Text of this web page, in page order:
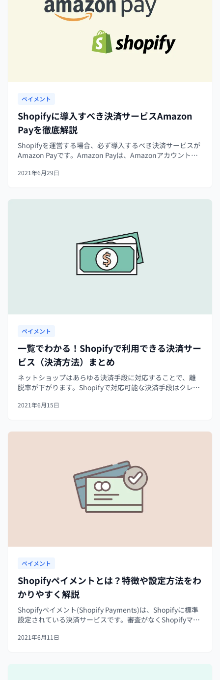
ペイメント
Shopifyに導入すべき決済サービスAmazon
Payを徹底解説
Shopifyを運営する場合、必ず導入するべき決済サービスが
Amazon Payです。Amazon Payは、Amazonアカウントの
ビスです。今回は、そんなAmazon PayをShop
2021年6月29日
ペイメント
一覧でわかる！Shopifyで利用できる決済サー
ビス（決済方法）まとめ
ネットショップはあらゆる決済手段に対応することで、離
脱率が下がります。Shopifyで対応可能な決済手段はクレジ
PayPal、Amazon Pay、銀行振込、コンビ
2021年6月15日
ペイメント
Shopifyペイメントとは？特徴や設定方法をわ
かりやすく解説
Shopifyペイメント(Shopify Payments)は、Shopifyに標準
設定されている決済サービスです。審査がなくShopifyマー
決済やApple Pay、Google Pa
2021年6月11日